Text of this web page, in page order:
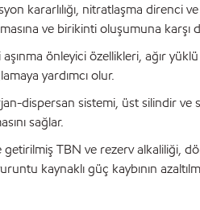
kararlılığı, nitratlaşma direnci
ve birikinti oluşumuna karşı
önleyici özellikleri, ağır
yardımcı olur.
dispersan sistemi, üst silindir ve
sağlar.
TBN ve rezerv alkaliliği,
kaynaklı güç kaybının